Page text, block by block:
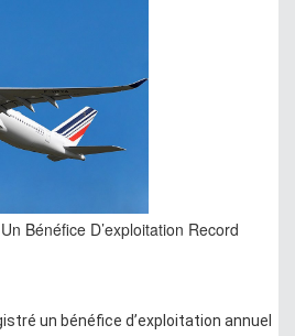
Bénéfice D’exploitation Record
un bénéfice d’exploitation annuel